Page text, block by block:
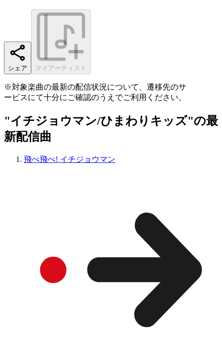
シェア マイアーティスト
※対象楽曲の最新の配信状況について、遷移先のサ
ービスにて十分にご確認のうえでご利用ください。
"イチジョウマン/ひまわりキッズ"の最
新配信曲
飛べ飛べ! イチジョウマン